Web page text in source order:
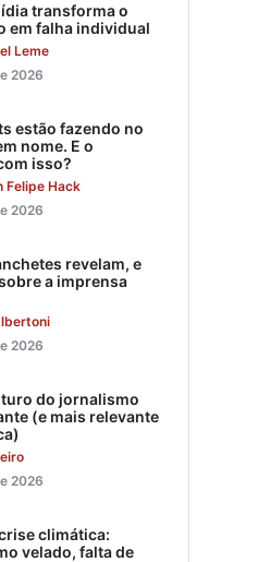
transforma o
em falha individual
Leme
2026
estão fazendo no
nome. E o
isso?
Felipe Hack
2026
revelam, e
a imprensa
2026
do jornalismo
(e mais relevante
2026
climática:
velado, falta de